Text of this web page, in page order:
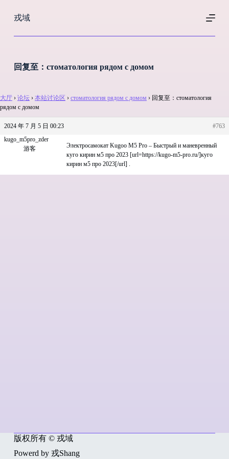
过
戎域
回复至：стоматология рядом с домом
大厅 › 论坛 › 本站讨论区 › стоматология рядом с домом › 回复至：стоматология
рядом с домом
2024 年 7 月 5 日 00:23
#763
kugo_m5pro_zder
游客
Электросамокат Kugoo M5 Pro – Быстрый и маневренный
куго кирин м5 про 2023 [url=https://kugo-m5-pro.ru/]куго
кирин м5 про 2023[/url] .
版权所有 © 戎域
Powerd by 戎Shang